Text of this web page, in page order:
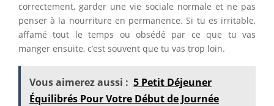
correctement, garder une vie sociale normale et ne pas
penser à la nourriture en permanence. Si tu es irritable,
affamé tout le temps ou obsédé par ce que tu vas
manger ensuite, c’est souvent que tu vas trop loin.
Vous aimerez aussi : 5 Petit Déjeuner
Équilibrés Pour Votre Début de Journée